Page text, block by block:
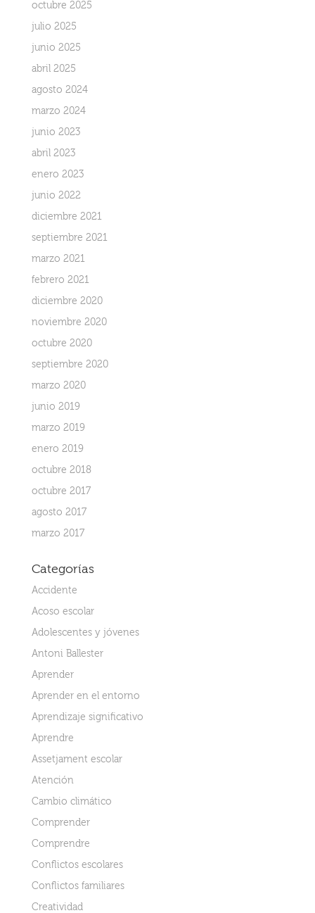
octubre 2025
julio 2025
junio 2025
abril 2025
agosto 2024
marzo 2024
junio 2023
abril 2023
enero 2023
junio 2022
diciembre 2021
septiembre 2021
marzo 2021
febrero 2021
diciembre 2020
noviembre 2020
octubre 2020
septiembre 2020
marzo 2020
junio 2019
marzo 2019
enero 2019
octubre 2018
octubre 2017
agosto 2017
marzo 2017
Categorías
Accidente
Acoso escolar
Adolescentes y jóvenes
Antoni Ballester
Aprender
Aprender en el entorno
Aprendizaje significativo
Aprendre
Assetjament escolar
Atención
Cambio climático
Comprender
Comprendre
Conflictos escolares
Conflictos familiares
Creatividad